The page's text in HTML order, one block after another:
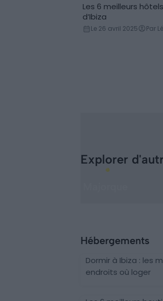
Les 6 meilleurs
d’Ibiza
Le 26 avril 2025 Par
Explorer
Hébergements
Dormir à Ibiza : les
endroits où loger